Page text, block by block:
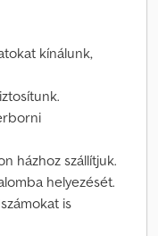
kínálunk,
házhoz szállítjuk.
helyezését.
is